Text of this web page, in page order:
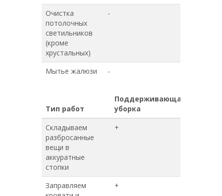
Очистка
потолочных
светильников
(кроме
хрустальных)
-
Мытье жалюзи -
Тип работ
Поддерживающая
уборка
Складываем
разбросанные
вещи в
аккуратные
стопки
+
Заправляем
+